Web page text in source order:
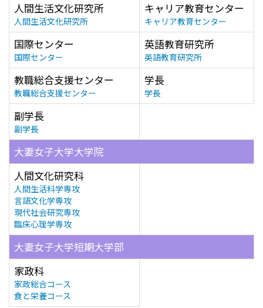
人間生活文化研究所
人間生活文化研究所
キャリア教育センター
キャリア教育センター
国際センター
国際センター
英語教育研究所
英語教育研究所
教職総合支援センター
教職総合支援センター
学長
学長
副学長
副学長
大妻女子大学大学院
人間文化研究科
人間生活科学専攻
言語文化学専攻
現代社会研究専攻
臨床心理学専攻
大妻女子大学短期大学部
家政科
家政総合コース
食と栄養コース